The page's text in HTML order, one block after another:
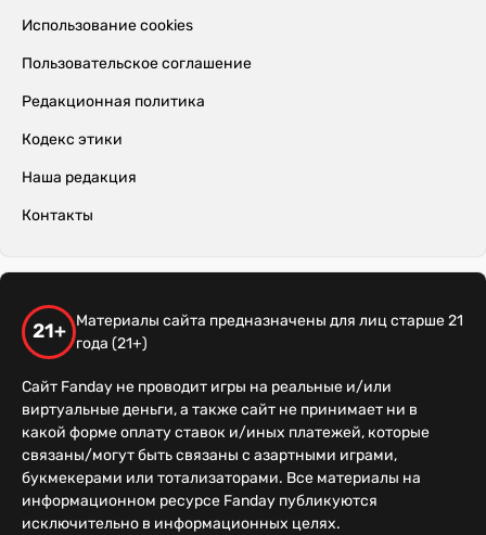
Использование cookies
Пользовательское соглашение
Редакционная политика
Кодекс этики
Наша редакция
Контакты
21+
Материалы сайта предназначены для лиц старше 21
года (21+)
Сайт Fanday не проводит игры на реальные и/или
виртуальные деньги, а также сайт не принимает ни в
какой форме оплату ставок и/иных платежей, которые
связаны/могут быть связаны с азартными играми,
букмекерами или тотализаторами. Все материалы на
информационном ресурсе Fanday публикуются
исключительно в информационных целях.